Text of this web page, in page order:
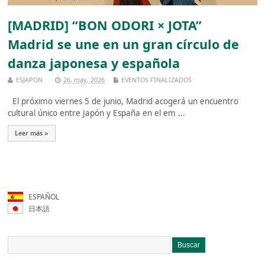
[MADRID] “BON ODORI × JOTA”
Madrid se une en un gran círculo de
danza japonesa y española
ESJAPON 26, may, 2026 EVENTOS FINALIZADOS
El próximo viernes 5 de junio, Madrid acogerá un encuentro
cultural único entre Japón y España en el em ...
Leer más »
ESPAÑOL
日本語